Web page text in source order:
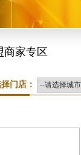
商家专区
门店：